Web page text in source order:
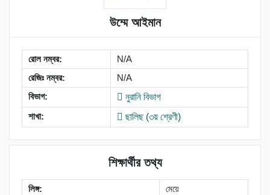
উম্মে আইমান
রোল নম্বর:
N/A
রেজিঃ নম্বর:
N/A
বিভাগ:
নুরানি বিভাগ
শাখা:
ছালিছ (৩য় শ্রেণী)
শিক্ষার্থীর তথ্য
লিঙ্গ:
মেয়ে